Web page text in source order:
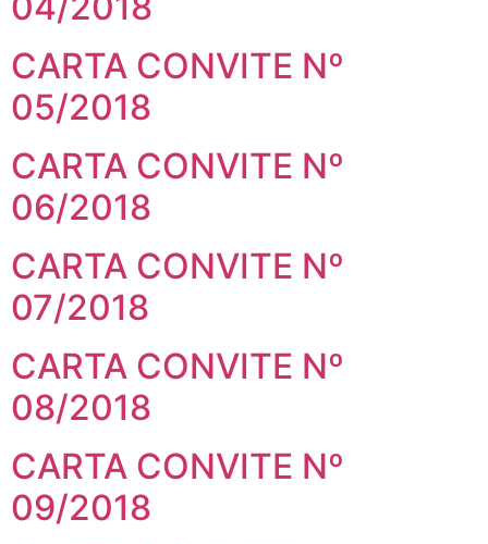
CARTA CONVITE Nº
05/2018
CARTA CONVITE Nº
06/2018
CARTA CONVITE Nº
07/2018
CARTA CONVITE Nº
08/2018
CARTA CONVITE Nº
09/2018